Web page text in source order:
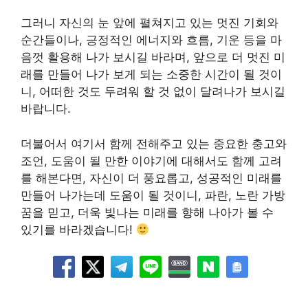
그러니 자신의 눈 앞에 펼쳐지고 있는 멋진 기회와
순간들이나, 긍정적인 에너지와 흐름, 기운 등을 마
음껏 활용해 나가 보시길 바라며, 앞으로 더 멋진 미
래를 만들어 나가 보게 되는 소중한 시간이 될 것이
니, 어떠한 것도 두려워 할 것 없이 달려나가 보시길
바랍니다.
더불어서 여기서 함께 전해주고 있는 중요한 충고와
조언, 도움이 될 만한 이야기에 대해서도 함께 고려
를 해본다면, 자신이 더 풍요롭고, 성공적인 미래를
만들어 나가는데 도움이 될 것이니, 파란, 노란 가방
꿈을 믿고, 더욱 빛나는 미래를 향해 나아가 볼 수
있기를 바라겠습니다!